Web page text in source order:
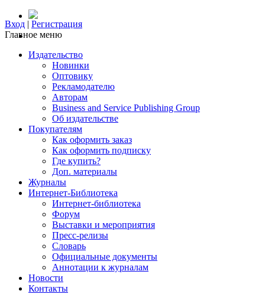
Вход | Регистрация
Главное меню
Издательство
Новинки
Оптовику
Рекламодателю
Авторам
Business and Service Publishing Group
Об издательстве
Покупателям
Как оформить заказ
Как оформить подписку
Где купить?
Доп. материалы
Журналы
Интернет-Библиотека
Интернет-библиотека
Форум
Выставки и мероприятия
Пресс-релизы
Словарь
Официальные документы
Аннотации к журналам
Новости
Контакты